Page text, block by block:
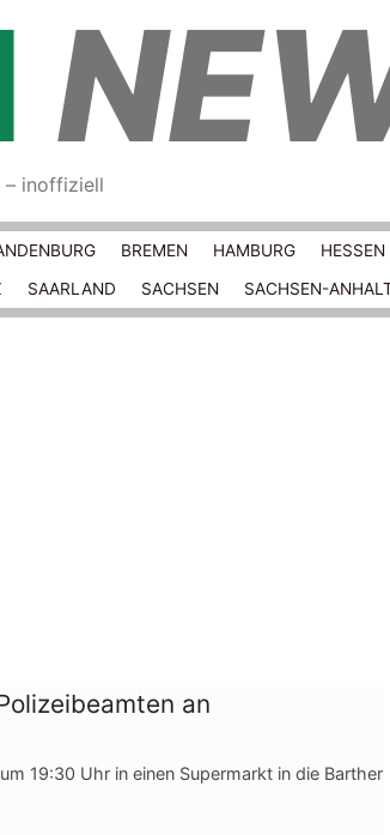
– inoffiziell
Springe zum Inhalt
BREMEN HAMBURG HESSEN
SAARLAND SACHSEN SACHSEN-
an
19:30 Uhr in einen Supermarkt in die Barther